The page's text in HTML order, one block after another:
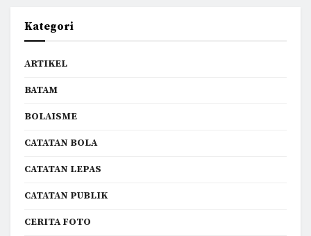
Kategori
ARTIKEL
BATAM
BOLAISME
CATATAN BOLA
CATATAN LEPAS
CATATAN PUBLIK
CERITA FOTO